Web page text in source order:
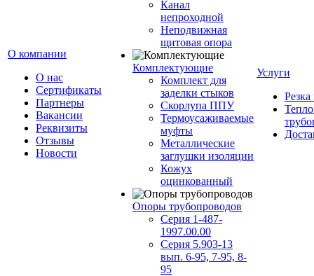
О компании
О нас
Сертификаты
Партнеры
Вакансии
Реквизиты
Отзывы
Новости
Канал
непроходной
Неподвижная
щитовая опора
Комплектующие
Комплект для
заделки стыков
Скорлупа ППУ
Термоусаживаемые
муфты
Металлические
заглушки изоляции
Кожух
оцинкованный
Опоры трубопроводов
Серия 1-487-
1997.00.00
Серия 5.903-13
вып. 6-95, 7-95, 8-
95
Услуги
Резка